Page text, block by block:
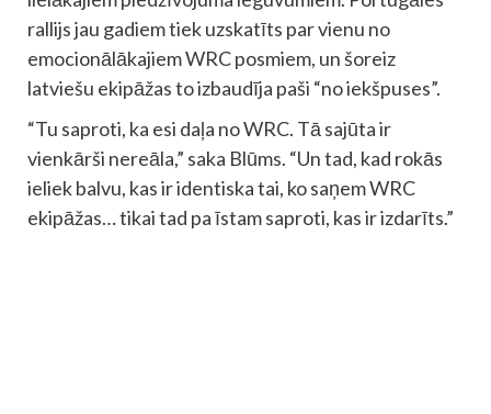
rallijs jau gadiem tiek uzskatīts par vienu no
emocionālākajiem WRC posmiem, un šoreiz
latviešu ekipāžas to izbaudīja paši “no iekšpuses”.
“Tu saproti, ka esi daļa no WRC. Tā sajūta ir
vienkārši nereāla,” saka Blūms. “Un tad, kad rokās
ieliek balvu, kas ir identiska tai, ko saņem WRC
ekipāžas… tikai tad pa īstam saproti, kas ir izdarīts.”